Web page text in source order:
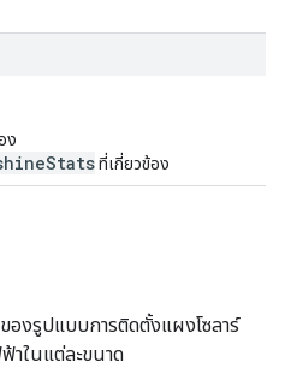
ง
ที่เกี่ยวข้อง
องรูปแบบการติดตั้งแผงโซลาร์
าในแต่ละขนาด